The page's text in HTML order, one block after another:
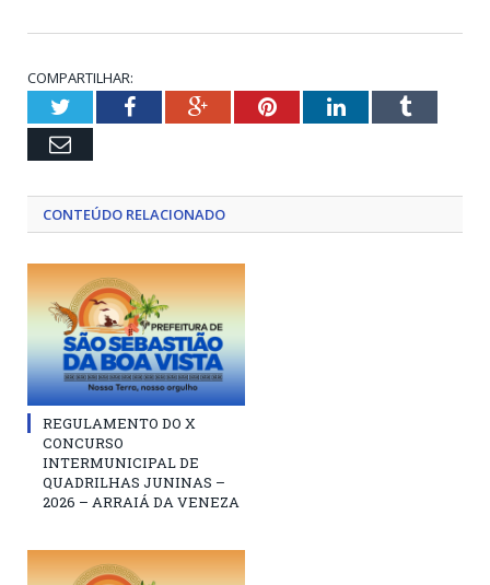
COMPARTILHAR:
TwitterFacebookGoogle+PinterestLinkedInTumblr
Email
CONTEÚDO RELACIONADO
REGULAMENTO DO X
CONCURSO
INTERMUNICIPAL DE
QUADRILHAS JUNINAS –
2026 – ARRAIÁ DA VENEZA